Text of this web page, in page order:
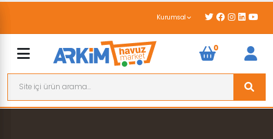
Kurumsal
0